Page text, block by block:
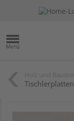
Tischlerplatten